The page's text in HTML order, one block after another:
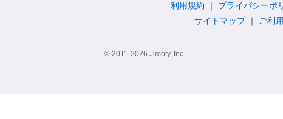
利用規約 プライバシーポ
サイトマップ
ご利
© 2011-2026 Jimoty, Inc.